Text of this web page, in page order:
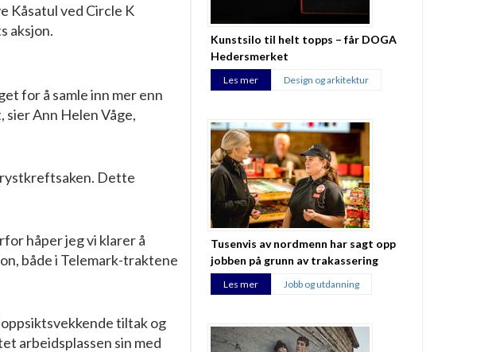
Kåsatul ved Circle K
aksjon.
for å samle inn mer enn
Ann Helen Våge,
Dette
håper jeg vi klarer å
både i Telemark-traktene
oppsiktsvekkende tiltak og
arbeidsplassen sin med
Kunstsilo til helt topps – får DOGA
Hedersmerket
Les mer Design og arkitektur
Tusenvis av nordmenn har sagt opp
jobben på grunn av trakassering
Les mer Jobb og utdanning